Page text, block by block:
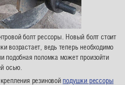
болт рессоры. Новый болт стоит
возрастает, ведь теперь необходимо
подобная поломка может произойти
осью.
резиновой подушки рессоры